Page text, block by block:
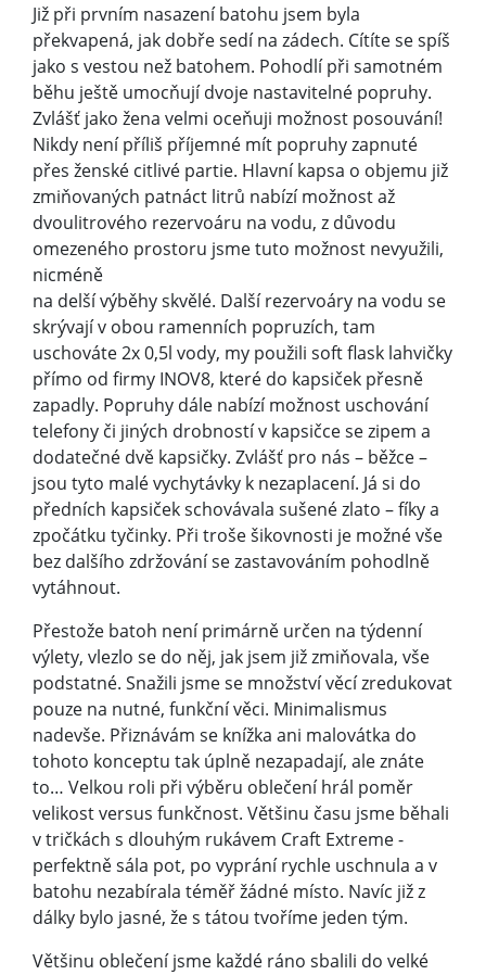
Již při prvním nasazení batohu jsem byla
překvapená, jak dobře sedí na zádech. Cítíte se spíš
jako s vestou než batohem. Pohodlí při samotném
běhu ještě umocňují dvoje nastavitelné popruhy.
Zvlášť jako žena velmi oceňuji možnost posouvání!
Nikdy není příliš příjemné mít popruhy zapnuté
přes ženské citlivé partie. Hlavní kapsa o objemu již
zmiňovaných patnáct litrů nabízí možnost až
dvoulitrového rezervoáru na vodu, z důvodu
omezeného prostoru jsme tuto možnost nevyužili,
nicméně
na delší výběhy skvělé. Další rezervoáry na vodu se
skrývají v obou ramenních popruzích, tam
uschováte 2x 0,5l vody, my použili soft flask lahvičky
přímo od firmy INOV8, které do kapsiček přesně
zapadly. Popruhy dále nabízí možnost uschování
telefony či jiných drobností v kapsičce se zipem a
dodatečné dvě kapsičky. Zvlášť pro nás – běžce –
jsou tyto malé vychytávky k nezaplacení. Já si do
předních kapsiček schovávala sušené zlato – fíky a
zpočátku tyčinky. Při troše šikovnosti je možné vše
bez dalšího zdržování se zastavováním pohodlně
vytáhnout.
Přestože batoh není primárně určen na týdenní
výlety, vlezlo se do něj, jak jsem již zmiňovala, vše
podstatné. Snažili jsme se množství věcí zredukovat
pouze na nutné, funkční věci. Minimalismus
nadevše. Přiznávám se knížka ani malovátka do
tohoto konceptu tak úplně nezapadají, ale znáte
to… Velkou roli při výběru oblečení hrál poměr
velikost versus funkčnost. Většinu času jsme běhali
v tričkách s dlouhým rukávem Craft Extreme -
perfektně sála pot, po vyprání rychle uschnula a v
batohu nezabírala téměř žádné místo. Navíc již z
dálky bylo jasné, že s tátou tvoříme jeden tým.
Většinu oblečení jsme každé ráno sbalili do velké